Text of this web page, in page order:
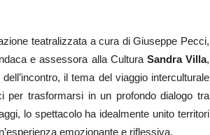
teatralizzata a cura di Giuseppe Pecci,
e assessora alla Cultura Sandra Villa,
il tema del viaggio interculturale
per trasformarsi in un profondo dialogo tra
lo spettacolo ha idealmente unito territori
emozionante e riflessiva.